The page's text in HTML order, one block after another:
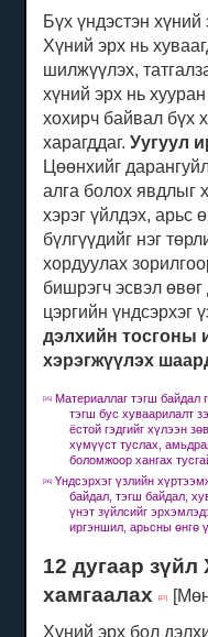
Бүх үндэстэн хүний
Хүний эрх нь
шилжүүлэх,
хүний ​​эрх нь
хохирч байвал бүх
харагддаг.Уугуул
Цөөнхийг
алга болох явдлыг
хэрэг үйлдэх, арьс
бүлгүүдийг нэг
хордуулах
бишрэгч эсвэл
цэргийн үндсэрхэг
дэлхийн тосгоны
хэрэгжүүлэх
[35]
Материаллаг тэгш байдал
тэгш бус хуваарилалт
ёстой гэдгийг хүлээн
хүмүүст туслах,
боломжоор хангах
[36]
Үндсэрхэг үзлийн
байдал, тэгш байдал,
үнэт зүйлсийг
иргэншил, арьсны өнгө
12 дугаар
хамгаалах[37]
Хүний эрх бол